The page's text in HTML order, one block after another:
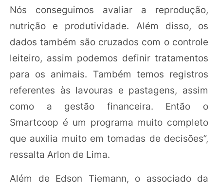
Nós conseguimos avaliar a reprodução,
nutrição e produtividade. Além disso, os
dados também são cruzados com o controle
leiteiro, assim podemos definir tratamentos
para os animais. Também temos registros
referentes às lavouras e pastagens, assim
como a gestão financeira. Então o
Smartcoop é um programa muito completo
que auxilia muito em tomadas de decisões”,
ressalta Arlon de Lima.
Além de Edson Tiemann, o associado da